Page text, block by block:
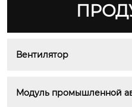
Вентилятор
Модуль промышленной